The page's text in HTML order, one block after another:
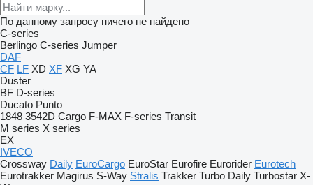
По данному запросу ничего не найдено
C-series
Berlingo C-series Jumper
DAF
CF LF XD XF XG YA
Duster
BF D-series
Ducato Punto
1848 3542D Cargo F-MAX F-series Transit
M series X series
EX
IVECO
Crossway Daily EuroCargo EuroStar Eurofire Eurorider Eurotech
Eurotrakker Magirus S-Way Stralis Trakker Turbo Daily Turbostar X-